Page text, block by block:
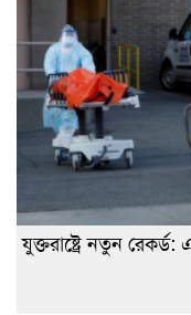
যুক্তরাষ্ট্রে নতুন